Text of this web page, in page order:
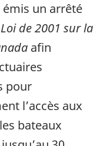
émis un arrêté
Loi de 2001 sur la
afin
pour
l’accès aux
bateaux